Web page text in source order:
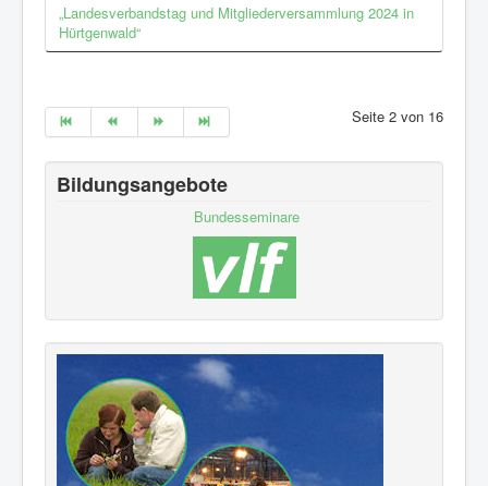
„Landesverbandstag und Mitgliederversammlung 2024 in
Hürtgenwald“
Seite 2 von 16
Bildungsangebote
Bundesseminare